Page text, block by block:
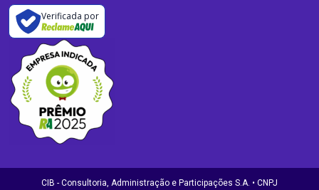
Verificada por
CIB - Consultoria, Administração e Participações S.A. • CNPJ